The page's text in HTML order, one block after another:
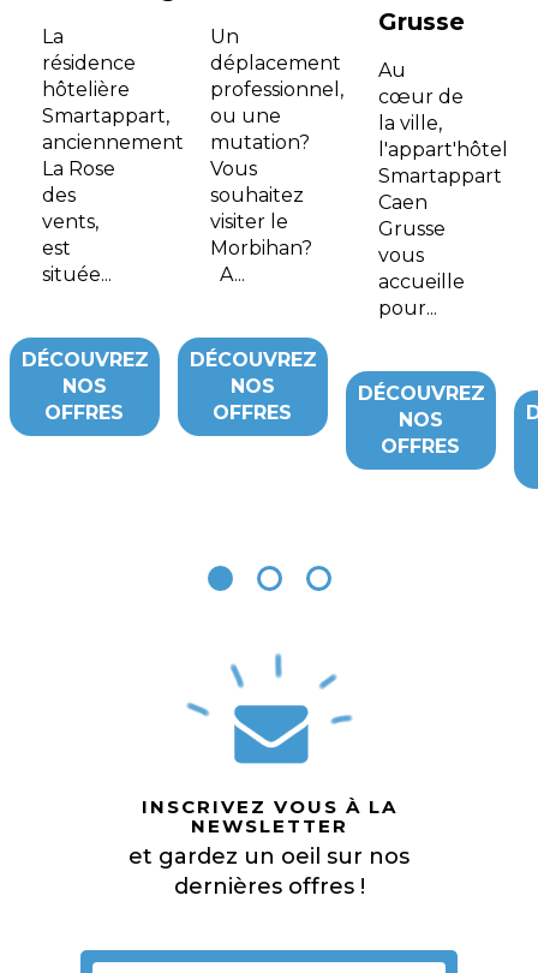
La
résidence
hôtelière
Smartappart,
anciennement
La Rose
des
vents,
est
située...
DÉCOUVREZ
NOS
OFFRES
Un
déplacement
professionnel,
ou une
mutation?
Vous
souhaitez
visiter le
Morbihan?
A...
DÉCOUVREZ
NOS
OFFRES
Grusse
Au
cœur de
la ville,
l'appart'hôtel
Smartappart
Caen
Grusse
vous
accueille
pour...
DÉCOUVREZ
NOS
OFFRES
INSCRIVEZ VOUS À LA
NEWSLETTER
et gardez un oeil sur nos
dernières offres !